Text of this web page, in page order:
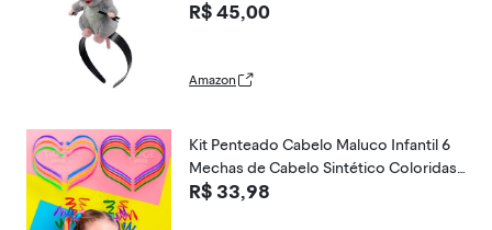
do de ratatouille para cabelo de pelúcia
R$ 45,00
Amazon
Kit Penteado Cabelo Maluco Infantil 6
Mechas de Cabelo Sintético Coloridas
+ 10 Hastes Flexíveis de Pelúcia Arco-íri
R$ 33,98